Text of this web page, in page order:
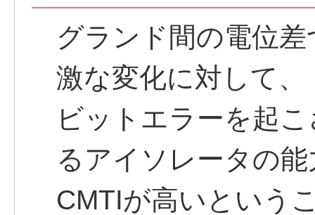
グランド間の電位
激な変化に対して、
ビットエラーを起
るアイソレータの
CMTIが高いという